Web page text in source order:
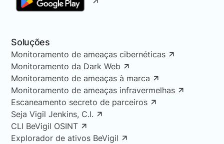
Soluções
Monitoramento de ameaças cibernéticas
Monitoramento da Dark Web
Monitoramento de ameaças à marca
Monitoramento de ameaças infravermelhas
Escaneamento secreto de parceiros
Seja Vigil Jenkins, C.I.
CLI BeVigil OSINT
Explorador de ativos BeVigil